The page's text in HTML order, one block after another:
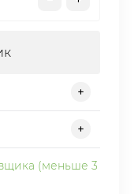
(меньше 3